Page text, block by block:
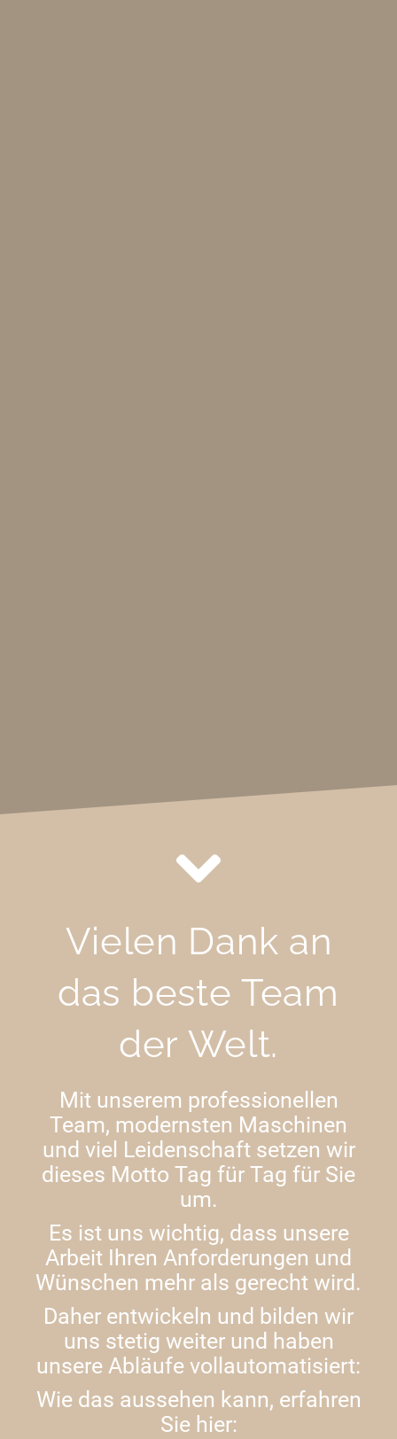
Vielen Dank an
das beste Team
der Welt.
Mit unserem professionellen
Team, modernsten Maschinen
und viel Leidenschaft setzen wir
dieses Motto Tag für Tag für Sie
um.
Es ist uns wichtig, dass unsere
Arbeit Ihren Anforderungen und
Wünschen mehr als gerecht wird.
Daher entwickeln und bilden wir
uns stetig weiter und haben
unsere Abläufe vollautomatisiert:
Wie das aussehen kann, erfahren
Sie hier: